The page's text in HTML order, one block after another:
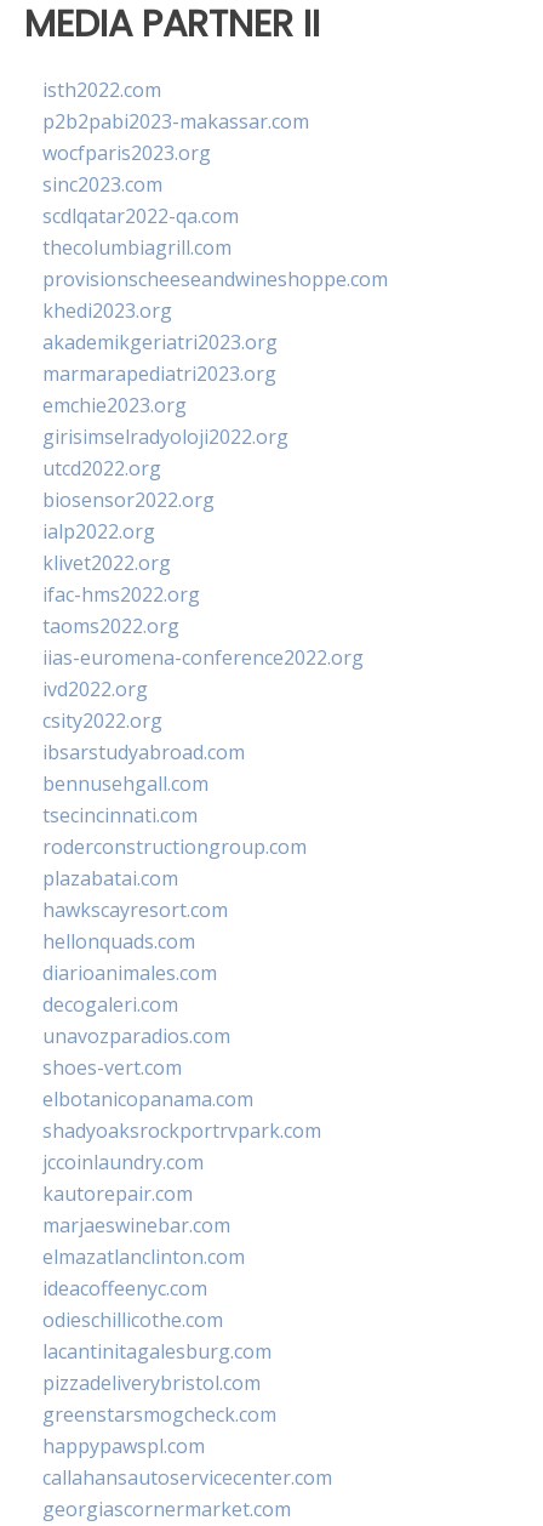
MEDIA PARTNER II
isth2022.com
p2b2pabi2023-makassar.com
wocfparis2023.org
sinc2023.com
scdlqatar2022-qa.com
thecolumbiagrill.com
provisionscheeseandwineshoppe.com
khedi2023.org
akademikgeriatri2023.org
marmarapediatri2023.org
emchie2023.org
girisimselradyoloji2022.org
utcd2022.org
biosensor2022.org
ialp2022.org
klivet2022.org
ifac-hms2022.org
taoms2022.org
iias-euromena-conference2022.org
ivd2022.org
csity2022.org
ibsarstudyabroad.com
bennusehgall.com
tsecincinnati.com
roderconstructiongroup.com
plazabatai.com
hawkscayresort.com
hellonquads.com
diarioanimales.com
decogaleri.com
unavozparadios.com
shoes-vert.com
elbotanicopanama.com
shadyoaksrockportrvpark.com
jccoinlaundry.com
kautorepair.com
marjaeswinebar.com
elmazatlanclinton.com
ideacoffeenyc.com
odieschillicothe.com
lacantinitagalesburg.com
pizzadeliverybristol.com
greenstarsmogcheck.com
happypawspl.com
callahansautoservicecenter.com
georgiascornermarket.com